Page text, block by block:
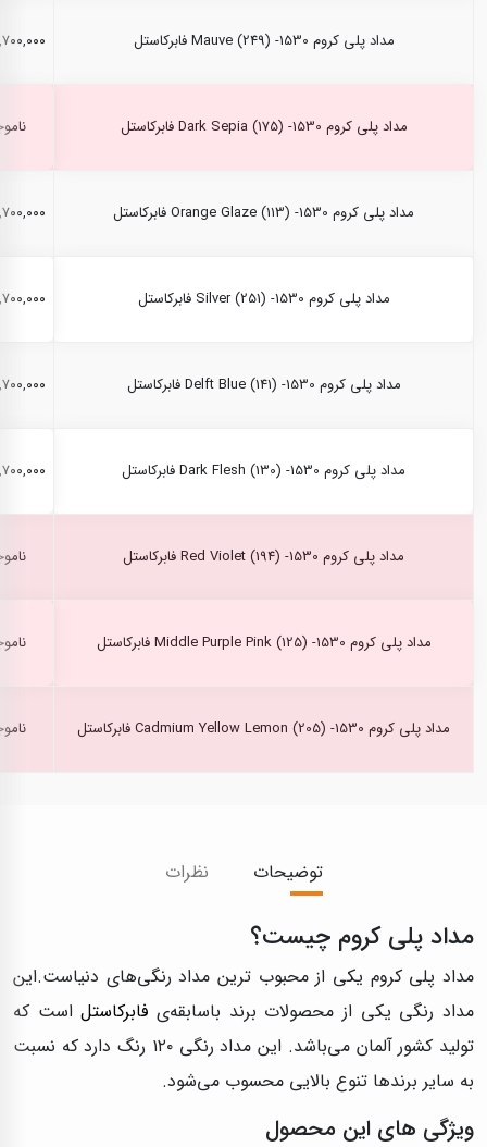
مداد پلی کروم Mauve (249) -1530 فابرکاستل ۲,۷۰۰,۰۰۰
مداد پلی کروم Dark Sepia (175) -1530 فابرکاستل
مداد پلی کروم Orange Glaze (113) -1530 فابرکاستل ۲,۷۰۰,۰۰۰
مداد پلی کروم Silver (251) -1530 فابرکاستل ۲,۷۰۰,۰۰۰
مداد پلی کروم Delft Blue (141) -1530 فابرکاستل ۲,۷۰۰,۰۰۰
مداد پلی کروم Dark Flesh (130) -1530 فابرکاستل ۲,۷۰۰,۰۰۰
مداد پلی کروم Red Violet (194) -1530 فابرکاستل
مداد پلی کروم Middle Purple Pink (125) -1530 فابرکاستل
مداد پلی کروم Cadmium Yellow Lemon (205) -1530 فابرکاستل
توضیحات نظرات
مداد پلی کروم چیست؟
مداد پلی کروم یکی از محبوب ترین مداد‌ رنگی‌های دنیاست.این
مداد‌ رنگی یکی از محصولات برند باسابقه‌ی فابرکاستلاست که
تولید کشور آلمان می‌باشد. این مداد‌ رنگی ۱۲۰ رنگ دارد که نسبت
به سایر برندها تنوع بالایی محسوب می‌شود.
ویژگی های این محصول